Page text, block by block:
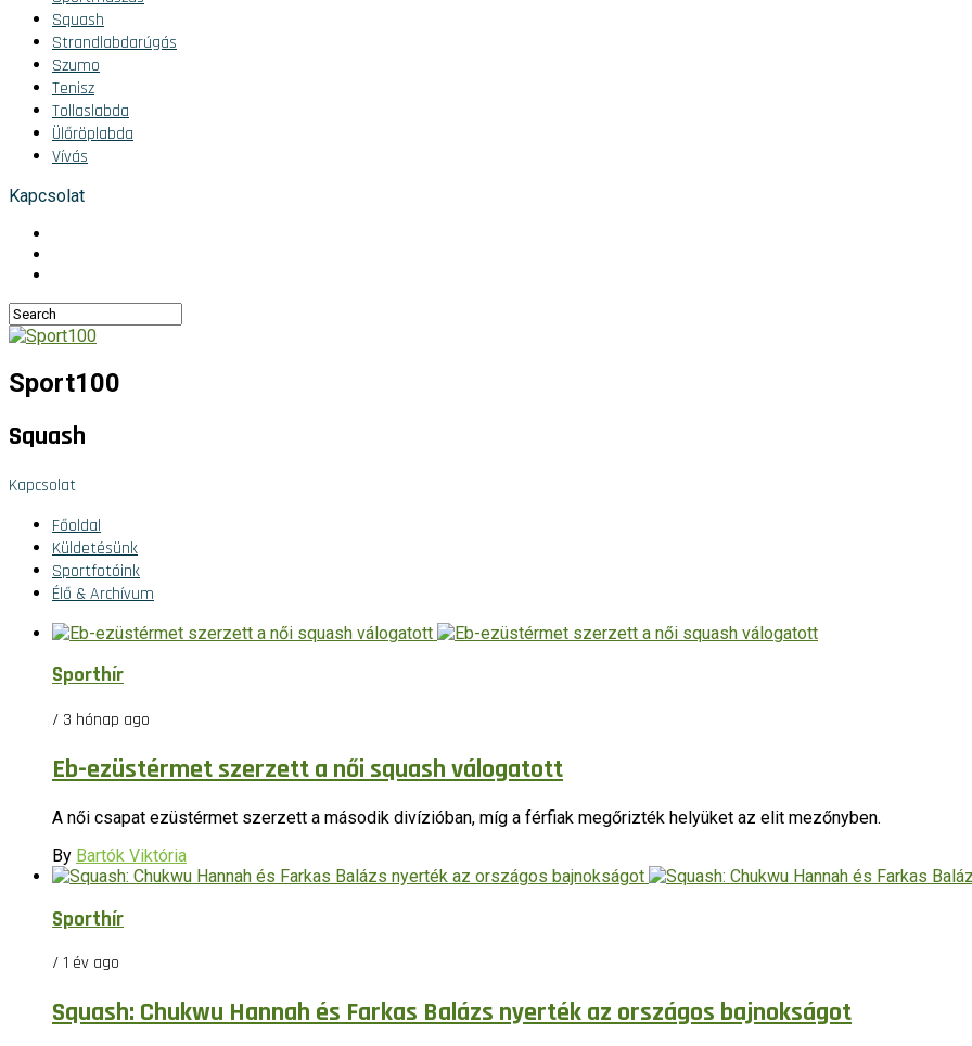
Squash
Strandlabdarúgás
Szumo
Tenisz
Tollaslabda
Ülőröplabda
Vívás
Kapcsolat
Sport100
Squash
Kapcsolat
Főoldal
Küldetésünk
Sportfotóink
Élő & Archívum
Sporthír
/ 3 hónap ago
Eb-ezüstérmet szerzett a női squash válogatott
A női csapat ezüstérmet szerzett a második divízióban, míg a férfiak megőrizték helyüket az elit mezőnyben.
By Bartók Viktória
Sporthír
/ 1 év ago
Squash: Chukwu Hannah és Farkas Balázs nyerték az országos bajnokságot